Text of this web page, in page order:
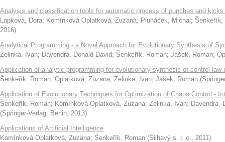
Analysis and classification tools for automatic process of punches and kicks
Lapková, Dora; Komínková Oplatková, Zuzana; Pluháček, Michal ; Šenkeřík,
2016)
Analytical Programming - a Novel Approach for Evolutionary Synthesis of
Zelinka, Ivan; Davendra, Donald David; Šenkeřík, Roman; Jašek, Roman;
Application of analytic programming for evolutionary synthesis of control
Šenkeřík, Roman; Oplatková, Zuzana; Zelinka, Ivan; Jašek, Roman (
Application of Evolutionary Techniques for Optimization of Chaos Control -
Šenkeřík, Roman; Komínková Oplatková, Zuzana; Zelinka, Ivan; Davendra,
(Springer-Verlag. Berlin, 2013)
Applications of Artificial Intelligence
Komínková Oplatková, Zuzana; Šenkeřík, Roman (Šilhavý s. r. o., 2011)